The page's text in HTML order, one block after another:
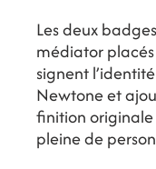
Les deux
médiator
signent
Newtone et
finition
pleine de